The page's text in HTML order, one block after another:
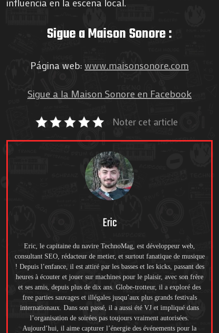
influencia en la escena local.
Sigue a Maison Sonore :
Página web: www.maisonsonore.com
Sigue a la Maison Sonore en Facebook
Noter cet article
Eric
Eric, le capitaine du navire TechnoMag, est développeur web,
consultant SEO, rédacteur de metier, et surtout fanatique de musique
! Depuis l’enfance, il est attiré par les basses et les kicks, passant des
heures à écouter et jouer sur machines pour le plaisir, avec son frère
et ses amis, depuis plus de dix ans. Globe-trotteur, il a exploré des
free parties sauvages et illégales jusqu’aux plus grands festivals
internationaux. Dans son passé, il a aussi été VJ et impliqué dans
l’organisation de soirées pas toujours vraiment autorisées.
Aujourd’hui, il aime capturer l’énergie des événements pour la